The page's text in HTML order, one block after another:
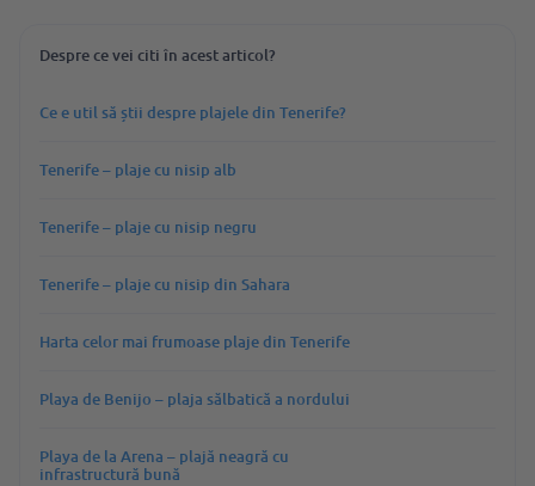
Despre ce vei citi în acest articol?
Ce e util să știi despre plajele din Tenerife?
Tenerife – plaje cu nisip alb
Tenerife – plaje cu nisip negru
Tenerife – plaje cu nisip din Sahara
Harta celor mai frumoase plaje din Tenerife
Playa de Benijo – plaja sălbatică a nordului
Playa de la Arena – plajă neagră cu
infrastructură bună